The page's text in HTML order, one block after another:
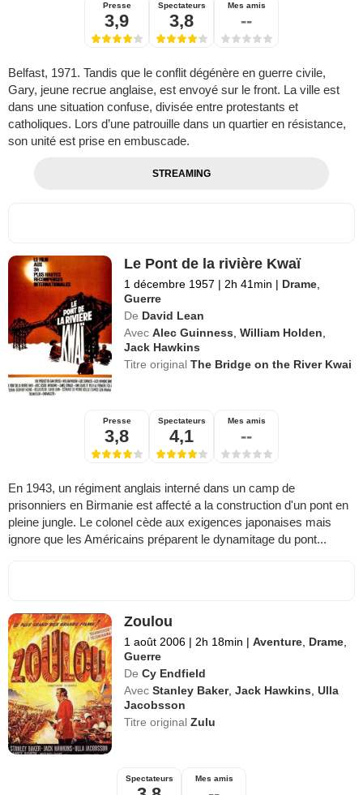
Presse
3,9
Spectateurs
3,8
Mes amis
--
Belfast, 1971. Tandis que le conflit dégénère en guerre civile,
Gary, jeune recrue anglaise, est envoyé sur le front. La ville est
dans une situation confuse, divisée entre protestants et
catholiques. Lors d’une patrouille dans un quartier en résistance,
son unité est prise en embuscade.
STREAMING
Le Pont de la rivière Kwaï
1 décembre 1957 | 2h 41min | Drame,
Guerre
De David Lean
Avec Alec Guinness,William Holden,
Jack Hawkins
Titre originalThe Bridge on the River Kwai
Presse
3,8
Spectateurs
4,1
Mes amis
--
En 1943, un régiment anglais interné dans un camp de
prisonniers en Birmanie est affecté a la construction d'un pont en
pleine jungle. Le colonel cède aux exigences japonaises mais
ignore que les Américains préparent le dynamitage du pont...
Zoulou
1 août 2006 | 2h 18min | Aventure, Drame,
Guerre
De Cy Endfield
Avec Stanley Baker,Jack Hawkins,Ulla
Jacobsson
Titre originalZulu
Spectateurs Mes amis